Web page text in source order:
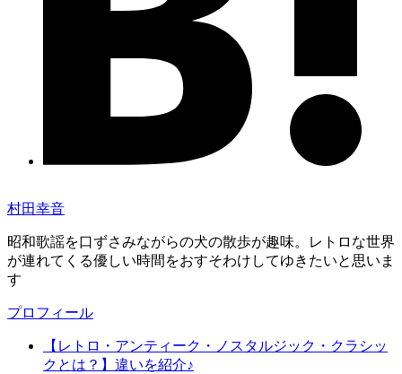
村田幸音
昭和歌謡を口ずさみながらの犬の散歩が趣味。レトロな世界
が連れてくる優しい時間をおすそわけしてゆきたいと思いま
す
プロフィール
【レトロ・アンティーク・ノスタルジック・クラシッ
クとは？】違いを紹介♪